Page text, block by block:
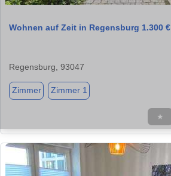
Wohnen auf Zeit in Regensburg 1.300 €
Regensburg, 93047
Zimmer Zimmer 1
★